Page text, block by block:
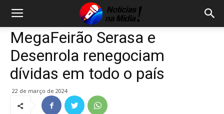
MegaFeirão Serasa e
Desenrola renegociam
dívidas em todo o país
22 de março de 2024